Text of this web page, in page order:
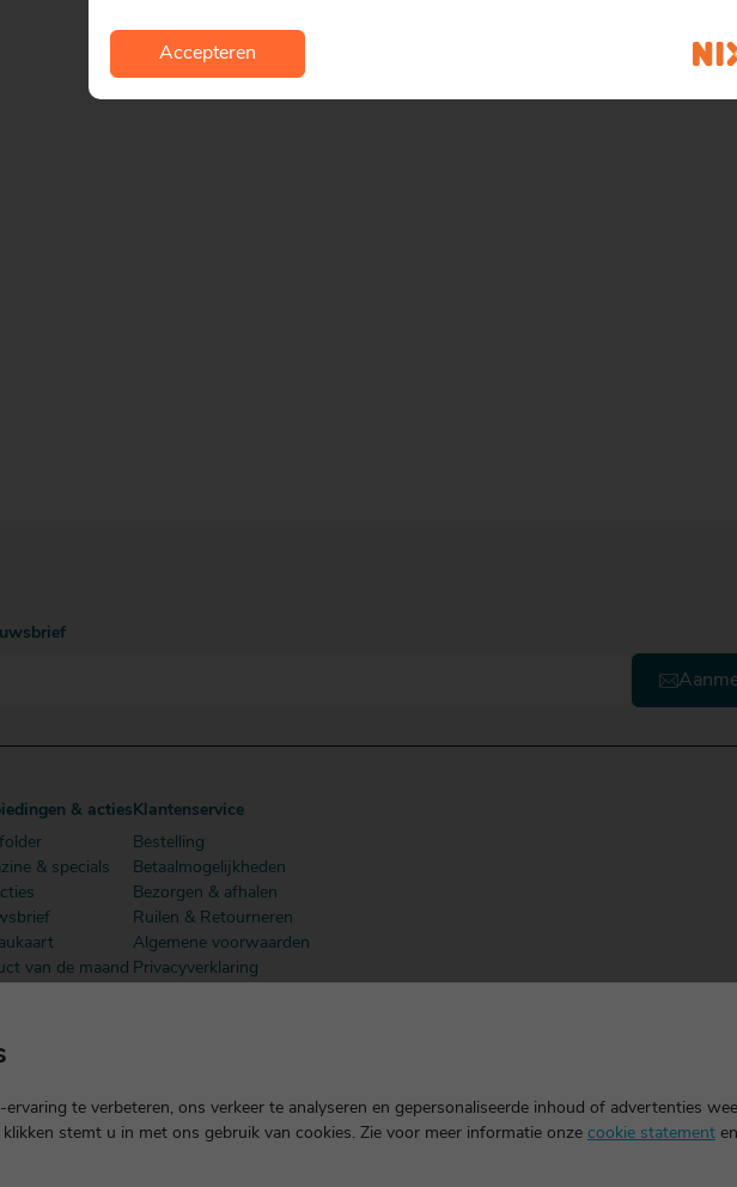
& acties
& specials
van de maand
Klantenservice
Bestelling
Betaalmogelijkheden
Bezorgen & afhalen
Ruilen & Retourneren
Algemene voorwaarden
Privacyverklaring
te verbeteren, ons verkeer te analyseren en gepersonaliseerde inhoud of advertenties
stemt u in met ons gebruik van cookies. Zie voor meer informatie onze cookie statement
Accepteren